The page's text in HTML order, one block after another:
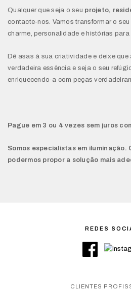
Qualquer que seja o seu projeto,
contacte-nos. Vamos transformar o
charme, personalidade e histórias para
Dê asas à sua criatividade e deixe
verdadeira essência e seja o seu
enriquecendo-a com peças
Pague em 3 ou 4 vezes sem juros
Somos especialistas em
podermos propor a solução mais
REDES
CLIENTES